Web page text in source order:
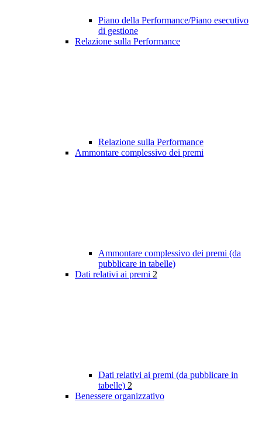
Piano della Performance/Piano esecutivo
di gestione
Relazione sulla Performance
Relazione sulla Performance
Ammontare complessivo dei premi
Ammontare complessivo dei premi (da
pubblicare in tabelle)
Dati relativi ai premi 2
Dati relativi ai premi (da pubblicare in
tabelle) 2
Benessere organizzativo